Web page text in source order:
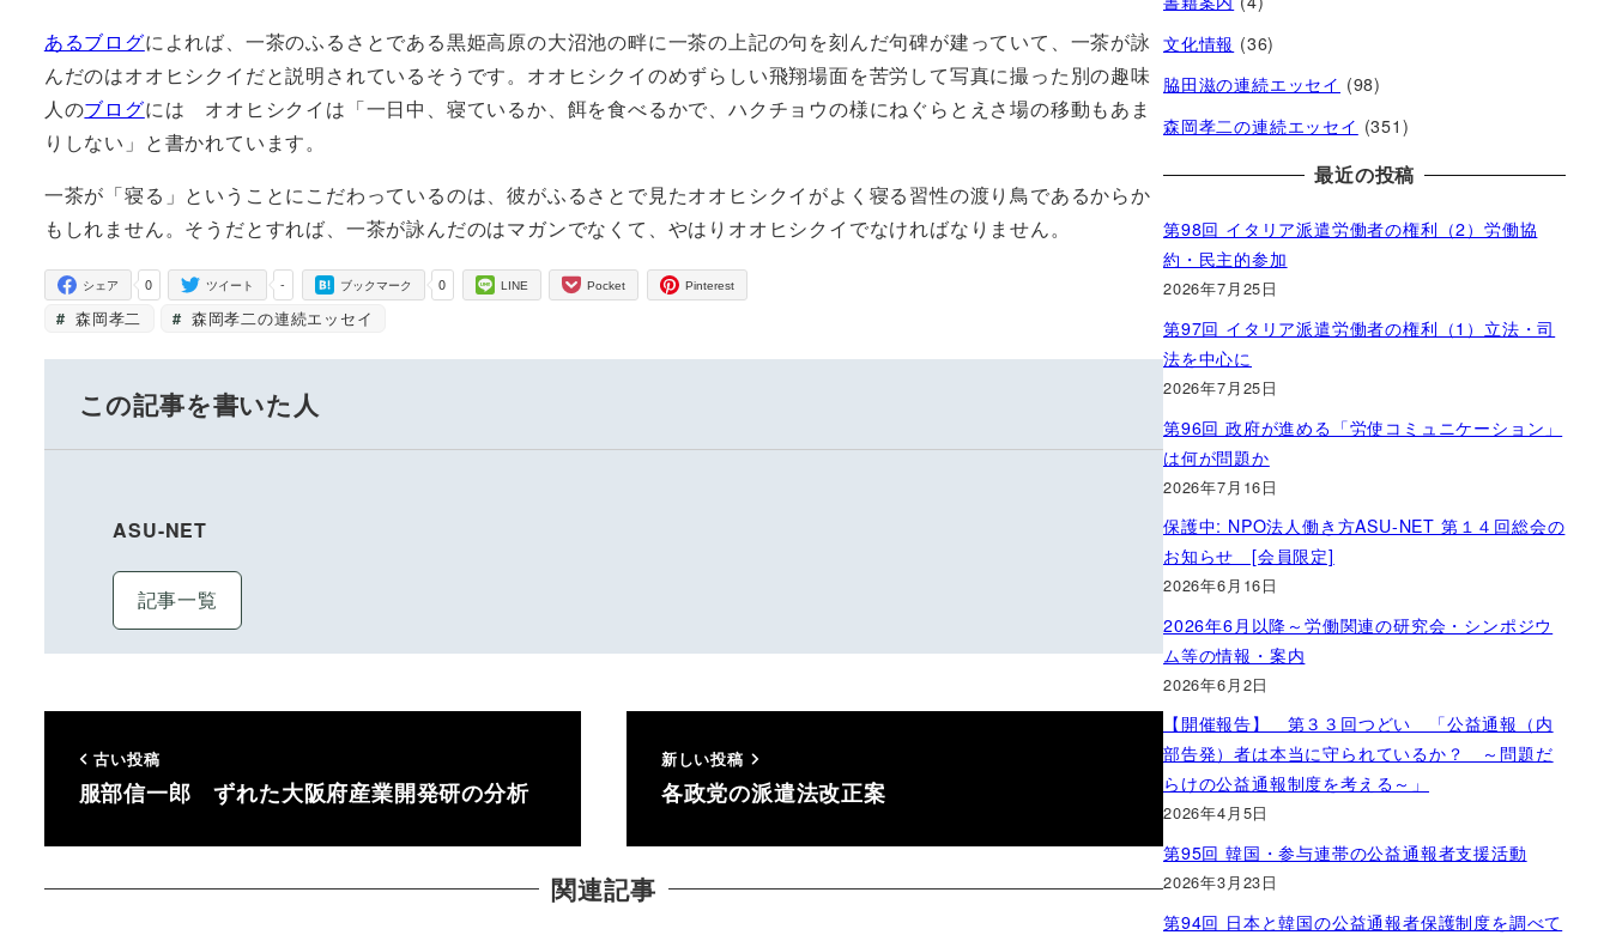
あるブログによれば、一茶のふるさとである黒姫高原の大沼池の畔に一茶の上記の句を刻んだ句碑が建っていて、一茶が詠
んだのはオオヒシクイだと説明されているそうです。オオヒシクイのめずらしい飛翔場面を苦労して写真に撮った別の趣味
人のブログには オオヒシクイは「一日中、寝ているか、餌を食べるかで、ハクチョウの様にねぐらとえさ場の移動もあま
りしない」と書かれています。
一茶が「寝る」ということにこだわっているのは、彼がふるさとで見たオオヒシクイがよく寝る習性の渡り鳥であるからか
もしれません。そうだとすれば、一茶が詠んだのはマガンでなくて、やはりオオヒシクイでなければなりません。
0
シェア -
ツイート 0
ブックマーク LINE Pocket Pinterest
森岡孝二 森岡孝二の連続エッセイ
この記事を書いた人
ASU-NET
記事一覧
古い投稿
服部信一郎 ずれた大阪府産業開発研の分析
新しい投稿
各政党の派遣法改正案
関連記事
文化情報 (36)
脇田滋の連続エッセイ (98)
森岡孝二の連続エッセイ (351)
最近の投稿
第98回 イタリア派遣労働者の権利（2）労働協
約・民主的参加
2026年7月25日
第97回 イタリア派遣労働者の権利（1）立法・司
法を中心に
2026年7月25日
第96回 政府が進める「労使コミュニケーション」
は何が問題か
2026年7月16日
保護中: NPO法人働き方ASU-NET 第１４回総会の
お知らせ [会員限定]
2026年6月16日
2026年6月以降～労働関連の研究会・シンポジウ
ム等の情報・案内
2026年6月2日
【開催報告】 第３３回つどい 「公益通報（内
部告発）者は本当に守られているか？ ～問題だ
らけの公益通報制度を考える～」
2026年4月5日
第95回 韓国・参与連帯の公益通報者支援活動
2026年3月23日
第94回 日本と韓国の公益通報者保護制度を調べて